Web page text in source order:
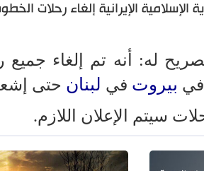
الإيرانية إلغاء رحلات
له: أنه تم إلغاء جميع
في بيروت في لبنان حتى
سيتم الإعلان اللازم.